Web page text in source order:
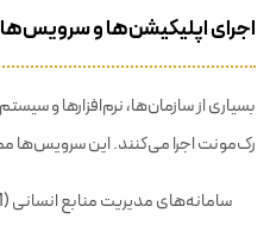
اجرای اپلیکیشن‌ها و
بسیاری از سازمان‌ها، نرم‌افزارها و
رک‌مونت اجرا می‌کنند. این سرویس‌ها
سامانه‌های مدیریت منابع انسانی (HRM)